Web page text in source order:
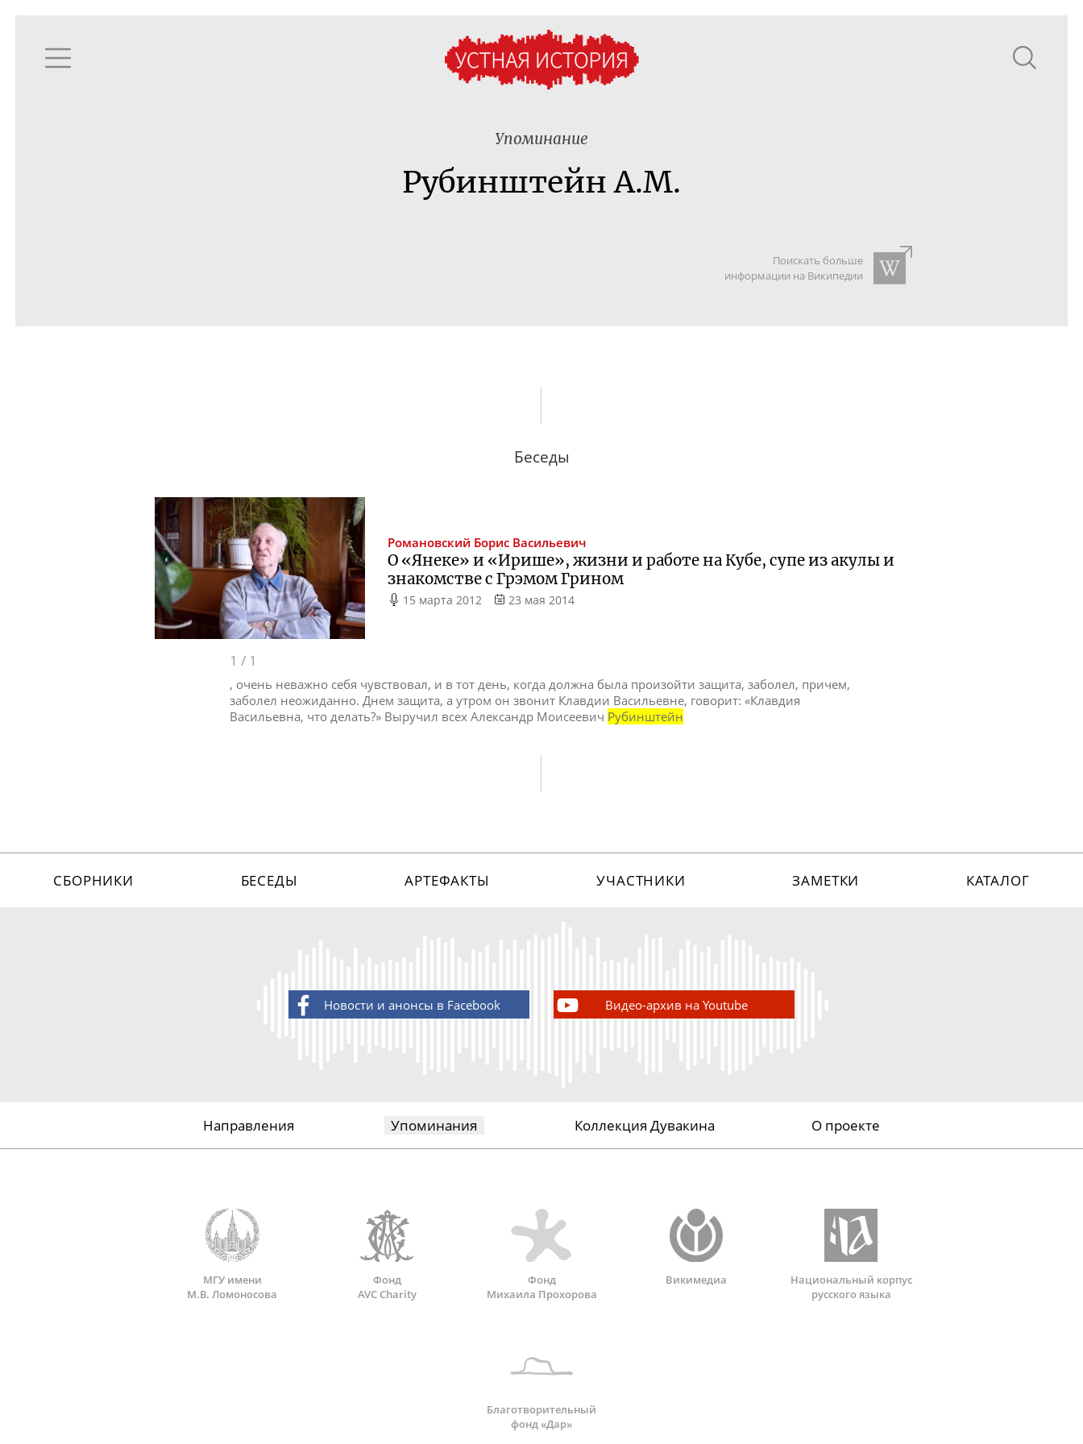
Упоминание
Рубинштейн А.М.
Поискать больше
информации на Википедии
Беседы
Романовский Борис Васильевич
О «Янеке» и «Ирише», жизни и работе на Кубе, супе из акулы и
знакомстве с Грэмом Грином
15 марта 2012 23 мая 2014
1 / 1
, очень неважно себя чувствовал, и в тот день, когда должна была произойти защита, заболел, причем,
заболел неожиданно. Днем защита, а утром он звонит Клавдии Васильевне, говорит: «Клавдия
Васильевна, что делать?» Выручил всех Александр Моисеевич Рубинштейн
СБОРНИКИ БЕСЕДЫ АРТЕФАКТЫ УЧАСТНИКИ ЗАМЕТКИ КАТАЛОГ
Новости и анонсы в Facebook Видео-архив на Youtube
Направления Упоминания Коллекция Дувакина О проекте
МГУ имени
М.В. Ломоносова
Фонд
AVC Charity
Фонд
Михаила Прохорова
Викимедиа
Национальный корпус
русского языка
Благотворительный
фонд «Дар»